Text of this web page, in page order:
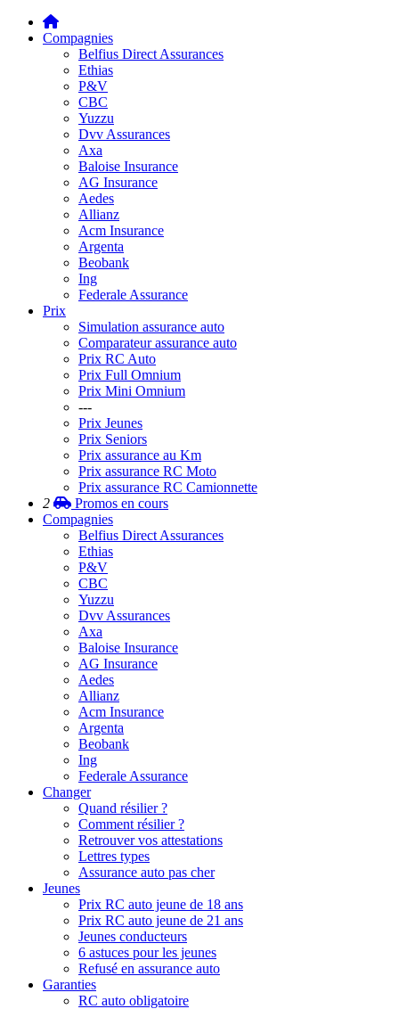
Compagnies
Belfius Direct Assurances
Ethias
P&V
CBC
Yuzzu
Dvv Assurances
Axa
Baloise Insurance
AG Insurance
Aedes
Allianz
Acm Insurance
Argenta
Beobank
Ing
Federale Assurance
Prix
Simulation assurance auto
Comparateur assurance auto
Prix RC Auto
Prix Full Omnium
Prix Mini Omnium
---
Prix Jeunes
Prix Seniors
Prix assurance au Km
Prix assurance RC Moto
Prix assurance RC Camionnette
2
Promos en cours
Compagnies
Belfius Direct Assurances
Ethias
P&V
CBC
Yuzzu
Dvv Assurances
Axa
Baloise Insurance
AG Insurance
Aedes
Allianz
Acm Insurance
Argenta
Beobank
Ing
Federale Assurance
Changer
Quand résilier ?
Comment résilier ?
Retrouver vos attestations
Lettres types
Assurance auto pas cher
Jeunes
Prix RC auto jeune de 18 ans
Prix RC auto jeune de 21 ans
Jeunes conducteurs
6 astuces pour les jeunes
Refusé en assurance auto
Garanties
RC auto obligatoire